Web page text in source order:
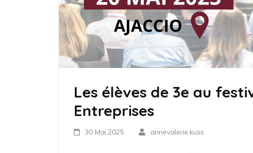
Les élèves de 3e au
Entreprises
30 Mai,2025 annevalerie.kuss